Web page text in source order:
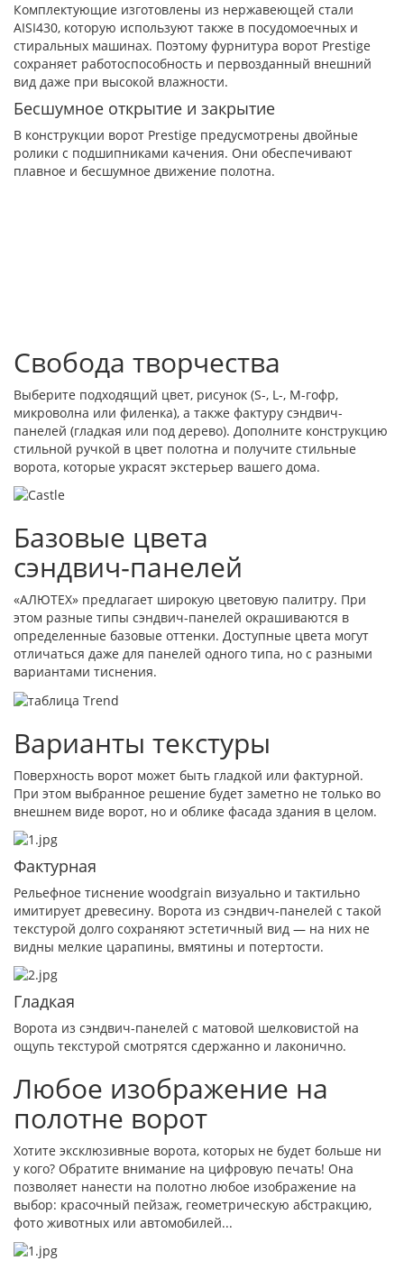
Комплектующие изготовлены из нержавеющей стали
AISI430, которую используют также в посудомоечных и
стиральных машинах. Поэтому фурнитура ворот Prestige
сохраняет работоспособность и первозданный внешний
вид даже при высокой влажности.
Бесшумное открытие и закрытие
В конструкции ворот Prestige предусмотрены двойные
ролики с подшипниками качения. Они обеспечивают
плавное и бесшумное движение полотна.
Свобода творчества
Выберите подходящий цвет, рисунок (S-, L-, M-гофр,
микроволна или филенка), а также фактуру сэндвич-
панелей (гладкая или под дерево). Дополните конструкцию
стильной ручкой в цвет полотна и получите стильные
ворота, которые украсят экстерьер вашего дома.
Базовые цвета
сэндвич‑панелей
«АЛЮТЕХ» предлагает широкую цветовую палитру. При
этом разные типы сэндвич-панелей окрашиваются в
определенные базовые оттенки. Доступные цвета могут
отличаться даже для панелей одного типа, но с разными
вариантами тиснения.
Варианты текстуры
Поверхность ворот может быть гладкой или фактурной.
При этом выбранное решение будет заметно не только во
внешнем виде ворот, но и облике фасада здания в целом.
Фактурная
Рельефное тиснение woodgrain визуально и тактильно
имитирует древесину. Ворота из сэндвич-панелей с такой
текстурой долго сохраняют эстетичный вид — на них не
видны мелкие царапины, вмятины и потертости.
Гладкая
Ворота из сэндвич-панелей с матовой шелковистой на
ощупь текстурой смотрятся сдержанно и лаконично.
Любое изображение на
полотне ворот
Хотите эксклюзивные ворота, которых не будет больше ни
у кого? Обратите внимание на цифровую печать! Она
позволяет нанести на полотно любое изображение на
выбор: красочный пейзаж, геометрическую абстракцию,
фото животных или автомобилей...